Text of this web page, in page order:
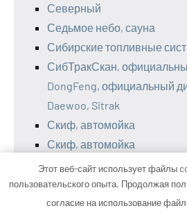
Северный
Седьмое небо, сауна
Сибирские топливные
СибТракСкан,
DongFeng, официальный
Daewoo, Sitrak
Скиф, автомойка
Скиф, автомойка
Слобода, загородный
Солексавто-Сибирь,
Sitrak, Howo, Daf
Этот веб-сайт использует файлы
пользовательского опыта. Продолжая
согласие на использование